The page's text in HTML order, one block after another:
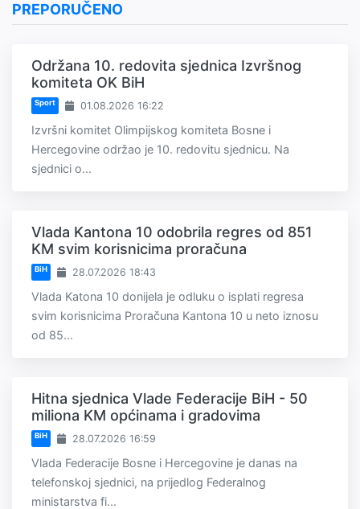
PREPORUČENO
Održana 10. redovita sjednica Izvršnog
komiteta OK BiH
Sport 01.08.2026 16:22
Izvršni komitet Olimpijskog komiteta Bosne i
Hercegovine održao je 10. redovitu sjednicu. Na
sjednici o...
Vlada Kantona 10 odobrila regres od 851
KM svim korisnicima proračuna
BiH 28.07.2026 18:43
Vlada Katona 10 donijela je odluku o isplati regresa
svim korisnicima Proračuna Kantona 10 u neto iznosu
od 85...
Hitna sjednica Vlade Federacije BiH - 50
miliona KM općinama i gradovima
BiH 28.07.2026 16:59
Vlada Federacije Bosne i Hercegovine je danas na
telefonskoj sjednici, na prijedlog Federalnog
ministarstva fi...